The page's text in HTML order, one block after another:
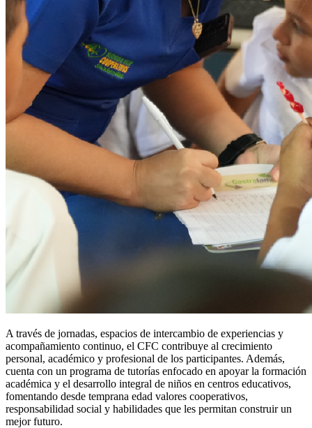
A través de jornadas, espacios de intercambio de experiencias y
acompañamiento continuo, el CFC contribuye al crecimiento
personal, académico y profesional de los participantes. Además,
cuenta con un programa de tutorías enfocado en apoyar la formación
académica y el desarrollo integral de niños en centros educativos,
fomentando desde temprana edad valores cooperativos,
responsabilidad social y habilidades que les permitan construir un
mejor futuro.